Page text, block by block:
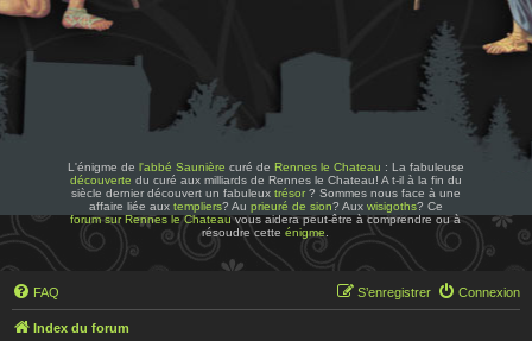
L'énigme de l'abbé Saunière curé de Rennes le Chateau : La fabuleuse
découverte du curé aux milliards de Rennes le Chateau! A t-il à la fin du
siècle dernier découvert un fabuleux trésor? Sommes nous face à une
affaire liée aux templiers? Au prieuré de sion? Aux wisigoths? Ce
forum sur Rennes le Chateauvous aidera peut-être à comprendre ou à
résoudre cetteénigme
FAQ Connexion
S’enregistrer
Index du forum